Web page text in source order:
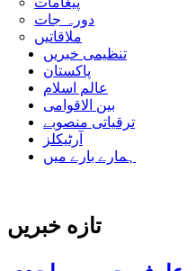
دورہ جات
ملاقاتیں
تنظیمی خبریں
پاکستان
عالم اسلام
بین الاقوامی
ترقیاتی منصوبے
آرٹیکلز
ہمارے بارے میں
تازه خبریں